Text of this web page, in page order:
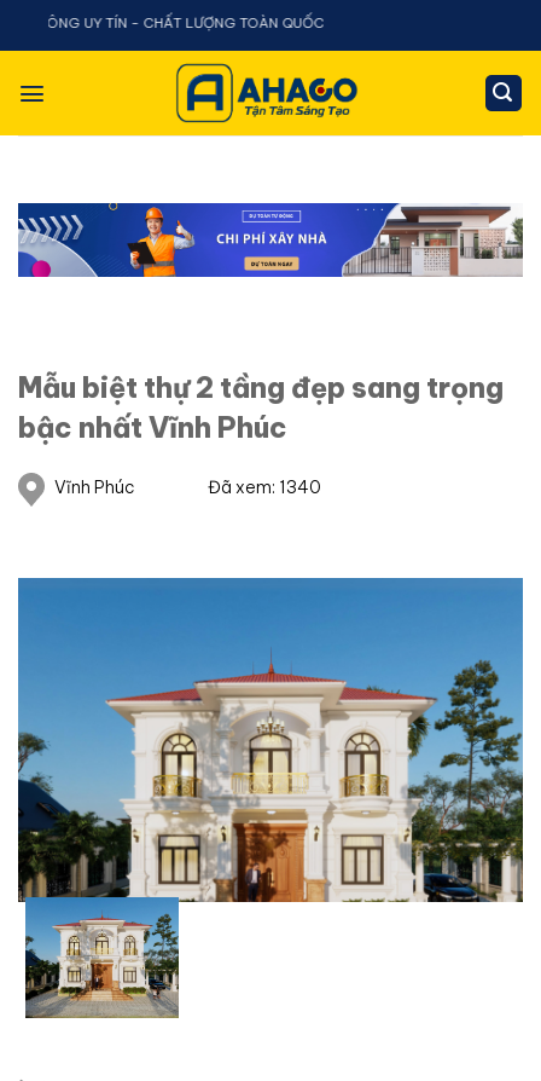
Chuyển
dung
TÍN - CHẤT LƯỢNG TOÀN QUỐC
Mẫu biệt thự 2 tầng đẹp sang trọng
bậc nhất Vĩnh Phúc
Vĩnh Phúc Đã xem: 1340